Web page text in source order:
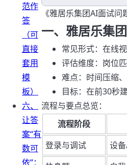
范作
答
（可
直接
套用
模
板）
六、
让答
案“有
数可
依”：
《雅居乐集团AI面试
一、雅居乐集
常见形式：在线
评估维度：岗位
难点：时间压缩
目标：在前30秒
流程与要点总览：
流程阶段
登录与调试
设